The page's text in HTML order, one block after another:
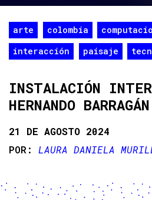
arte colombia
interacción
paisaje
INSTALACIÓN
HERNANDO BARRAGÁN
21 DE AGOSTO 2024
LAURA DANIELA